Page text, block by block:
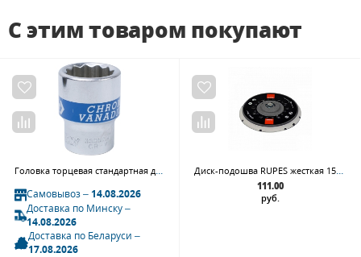
С этим товаром покупают
Головка торцевая стандартная двенадцатигранная 3/8", 15 мм KING TONY 333015M
Самовывоз –14.08.2026
Доставка по Минску –
14.08.2026
Доставка по Беларуси –
17.08.2026
Диск-подошва RUPES жесткая 150 мм, 6+8+1 отв, М8
111.00
руб.